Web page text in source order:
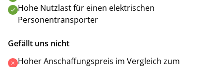
Hohe Nutzlast für einen elektrischen
Personentransporter
Gefällt uns nicht
Hoher Anschaffungspreis im Vergleich zum